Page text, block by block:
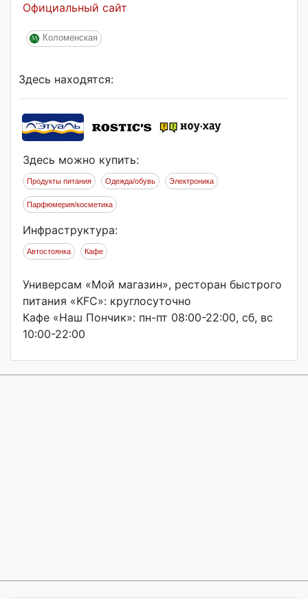
Официальный сайт
Коломенская
Здесь находятся:
Здесь можно купить:
Продукты питания Одежда/обувь Электроника
Парфюмерия/косметика
Инфраструктура:
Автостоянка Кафе
Универсам «Мой магазин», ресторан быстрого
питания «KFC»: круглосуточно
Кафе «Наш Пончик»: пн-пт 08:00-22:00, сб, вс
10:00-22:00